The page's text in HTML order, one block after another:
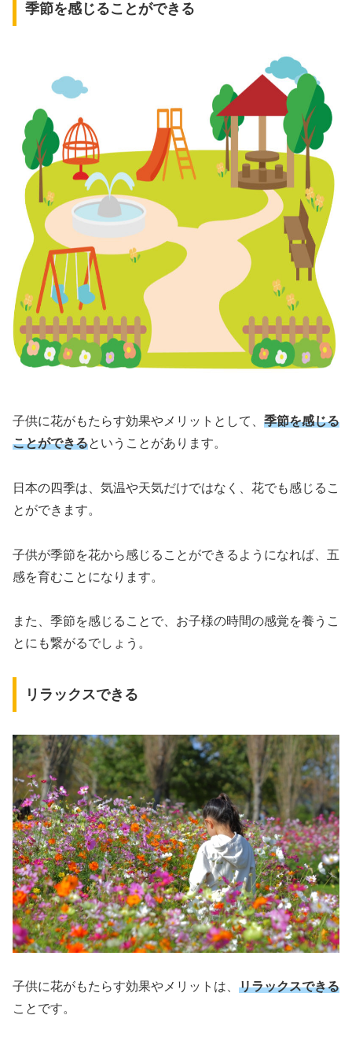
季節を感じることができる
子供に花がもたらす効果やメリットとして、 季節を感じる
ことができるということがあります。
日本の四季は、気温や天気だけではなく、花でも感じるこ
とができます。
子供が季節を花から感じることができるようになれば、五
感を育むことになります。
また、季節を感じることで、お子様の時間の感覚を養うこ
とにも繋がるでしょう。
リラックスできる
子供に花がもたらす効果やメリットは、 リラックスできる
ことです。